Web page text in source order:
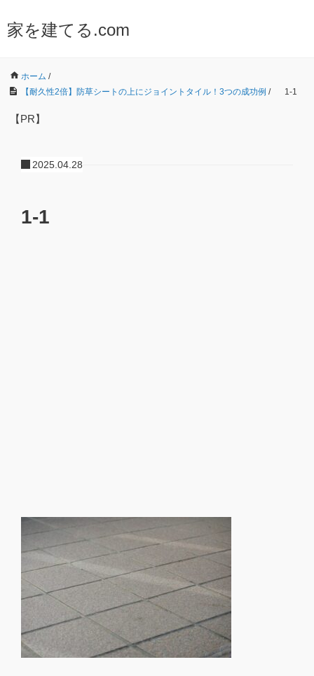
家を建てる.com
ホーム /
【耐久性2倍】防草シートの上にジョイントタイル！3つの成功例 / 1-1
【PR】
2025.04.28
1-1